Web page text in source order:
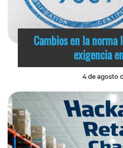
Cambios en la norma
exigencia
4 de agosto